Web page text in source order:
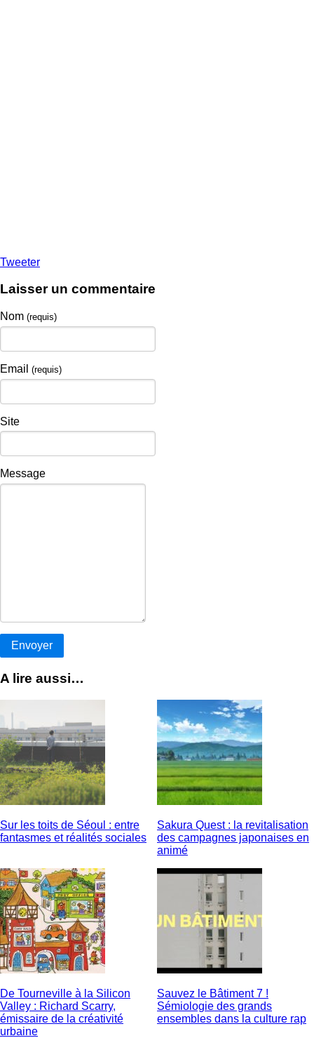
Tweeter
Laisser un commentaire
Nom (requis)
Email (requis)
Site
Message
A lire aussi…
Sur les toits de Séoul : entre
fantasmes et réalités sociales
Sakura Quest : la revitalisation
des campagnes japonaises en
animé
De Tourneville à la Silicon
Valley : Richard Scarry,
émissaire de la créativité
urbaine
Sauvez le Bâtiment 7 !
Sémiologie des grands
ensembles dans la culture rap